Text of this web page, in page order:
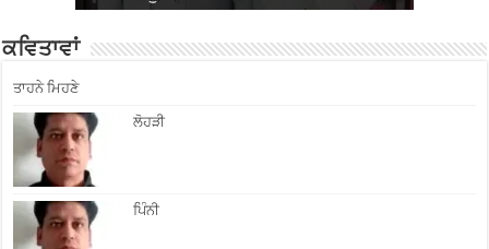
ਕਵਿਤਾਵਾਂ
ਤਾਹਨੇ ਮਿਹਣੇ
ਲੋਹੜੀ
ਪਿੰਨੀ